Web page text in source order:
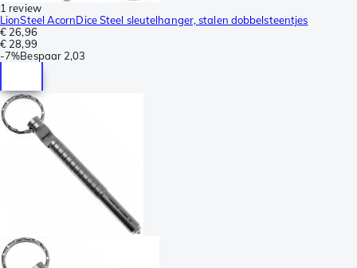
1 review
LionSteel AcornDice Steel sleutelhanger, stalen dobbelsteentjes
€ 26,96
€ 28,99
-7%Bespaar 2,03